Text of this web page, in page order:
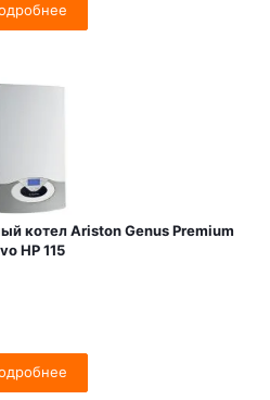
котел Ariston Genus Premium
HP 115